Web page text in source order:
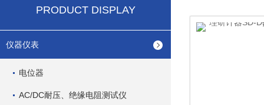
PRODUCT DISPLAY
仪器仪表
电位器
AC/DC耐压、绝缘电阻测试仪